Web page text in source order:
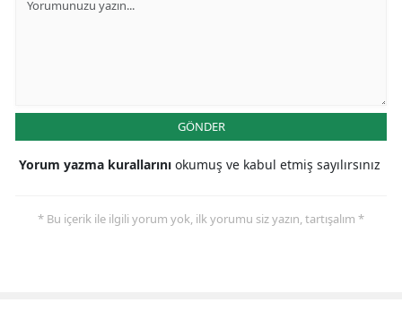
Manisa
Kahramanmaraş
Mardin
GÖNDER
Yorum yazma kurallarını okumuş ve kabul etmiş sayılırsınız
* Bu içerik ile ilgili yorum yok, ilk yorumu siz yazın, tartışalım *